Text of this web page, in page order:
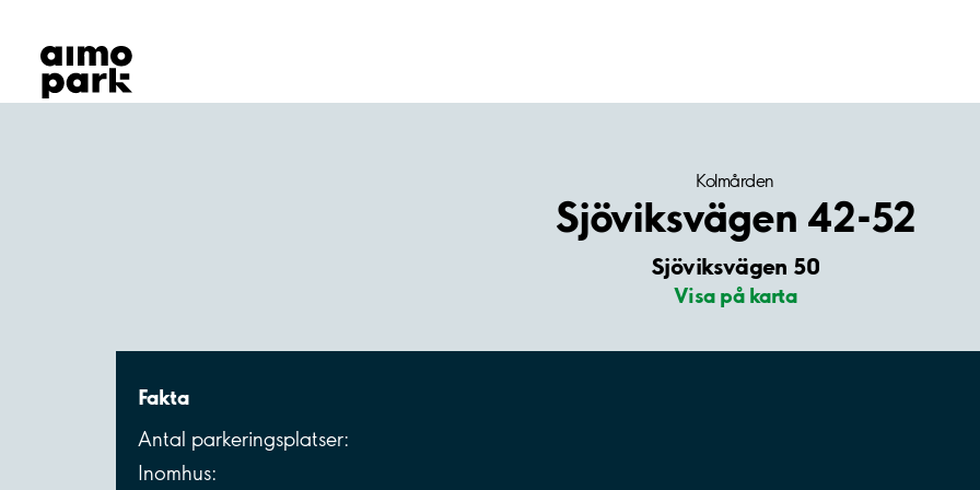
Hitta parkering
Samarbete
Kundservice
Kolmården
Sjöviksvägen 42-52
Sjöviksvägen 50
Visa på karta
Fakta
Antal parkeringsplatser:
Inomhus: